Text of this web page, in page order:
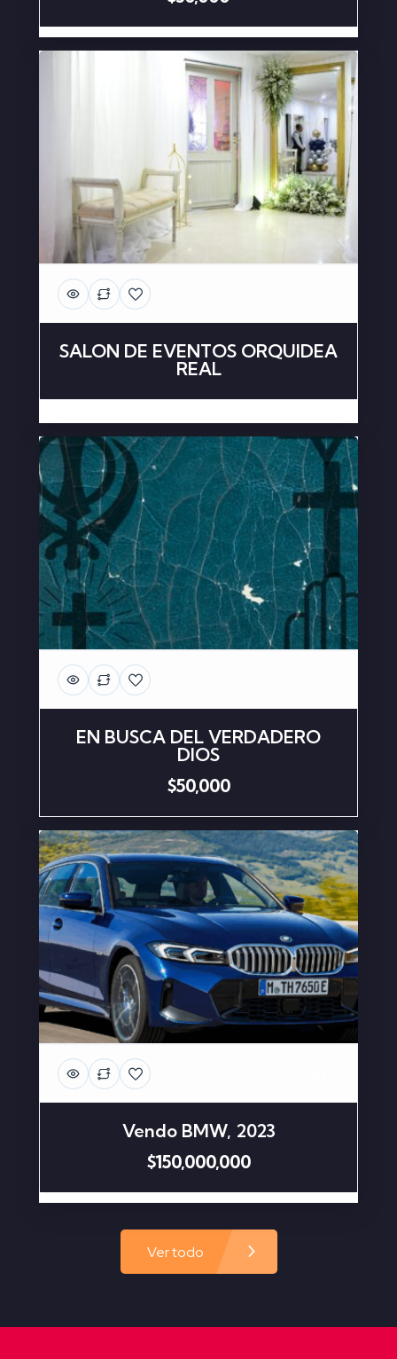
SALON DE EVENTOS ORQUIDEA
REAL
EN BUSCA DEL VERDADERO
DIOS
$50,000
Vendo BMW, 2023
$150,000,000
Ver todo